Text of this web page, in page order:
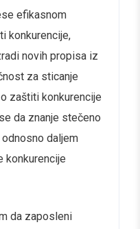
efikasnom
konkurencije,
novih propisa iz
za sticanje
zaštiti konkurencije
da znanje stečeno
daljem
konkurencije
da zaposleni